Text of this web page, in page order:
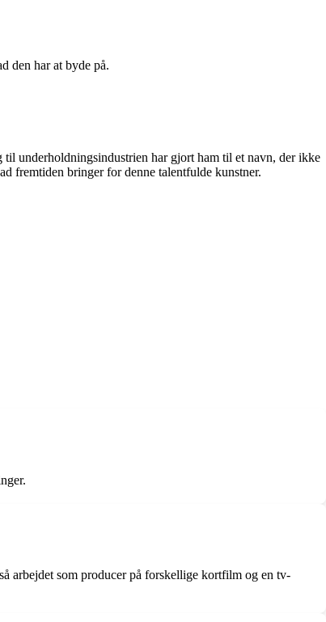
den har at byde på.
underholdningsindustrien har gjort ham til et navn, der ikke
fremtiden bringer for denne talentfulde kunstner.
arbejdet som producer på forskellige kortfilm og en tv-